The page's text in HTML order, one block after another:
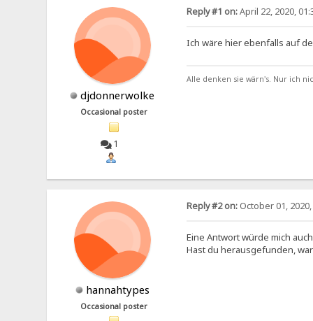
djdonnerwolke
Occasional poster
1
Reply #1 on:April 22, 2020,
Ich wäre hier ebenfalls auf
Alle denken sie wärn's. Nur ich
hannahtypes
Occasional poster
Reply #2 on:October 01, 2020,
Eine Antwort würde mich
Hast du herausgefunden,